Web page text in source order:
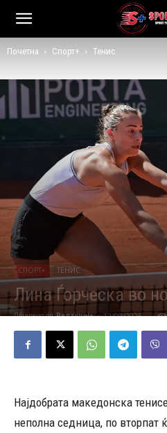
Почетна Спорт+ Тенис
СПОРТ+ ТЕНИС
Лина Ѓорческа во
Објавено од Редакција - 12/09/2025
Најдобрата македонска
неполна седница, по вторпат